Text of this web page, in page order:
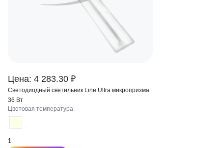
Цена: 4 283.30 ₽
Светодиодный светильник Line Ultra микропризма
36 Вт
Цветовая температура